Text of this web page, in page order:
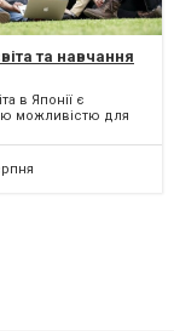
та навчання
в Японії є
можливістю для